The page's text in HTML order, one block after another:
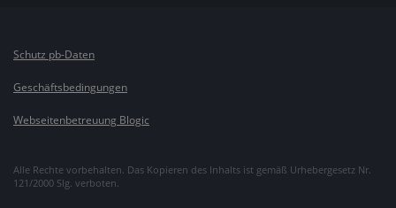
Alle Rechte vorbehalten. Das Kopieren des Inhalts ist gemäß Urhebergesetz Nr.
121/2000 Slg. verboten.
Schutz pb-Daten
Geschäftsbedingungen
Webseitenbetreuung Blogic